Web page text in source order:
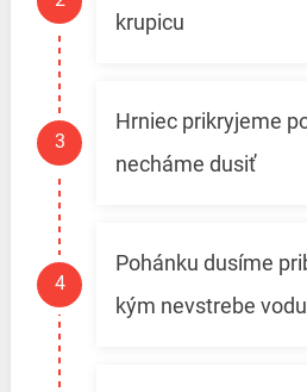
krupicu
Hrniec prikryjeme
necháme dusiť
Pohánku dusíme
kým nevstrebe vodu